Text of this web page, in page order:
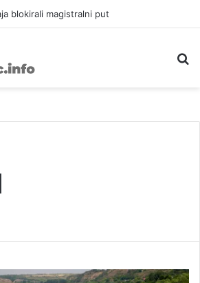
gasi vatru u selima kod Trebinja